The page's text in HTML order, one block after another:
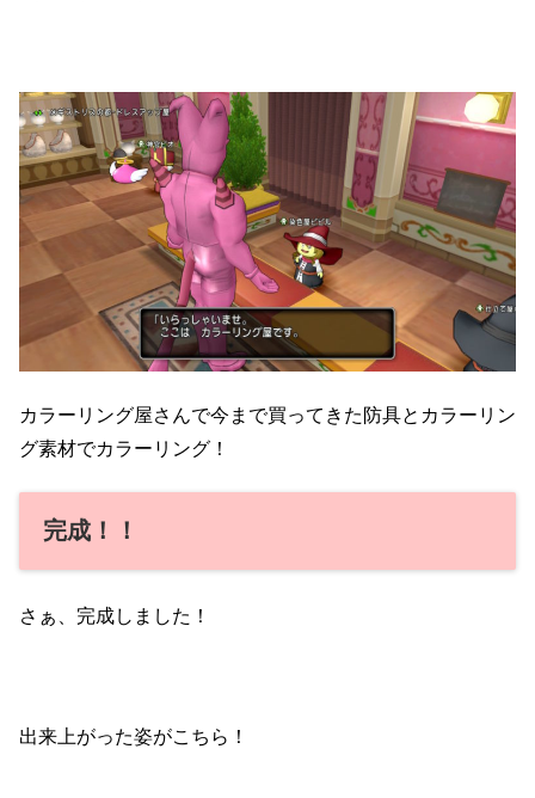
カラーリング屋さんで今まで買ってきた防具とカラーリン
グ素材でカラーリング！
完成！！
さぁ、完成しました！
出来上がった姿がこちら！